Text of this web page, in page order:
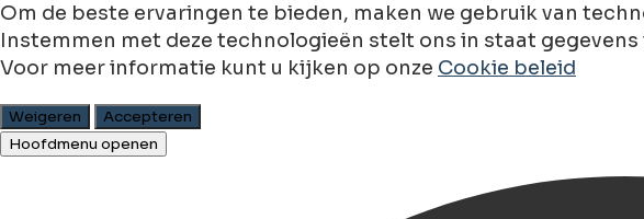
Om de beste ervaringen te bieden, maken we gebruik van
Instemmen met deze technologieën stelt ons in staat
Voor meer informatie kunt u kijken op onze Cookie beleid
Weigeren
Accepteren
Hoofdmenu openen